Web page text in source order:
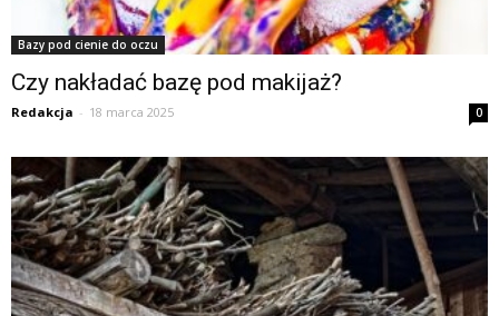
Bazy pod cienie do oczu
Czy nakładać bazę pod makijaż?
Redakcja - 18 marca 2025 0